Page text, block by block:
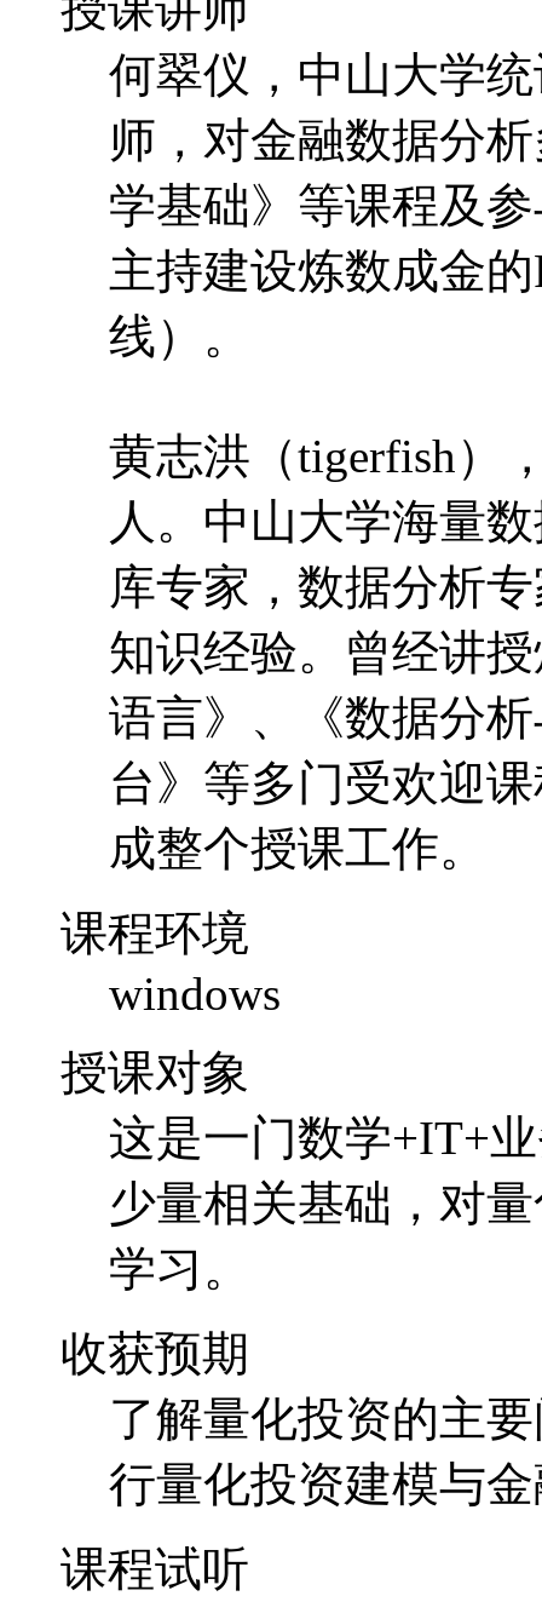
何翠仪，中山大学
师，对金融数据分
学基础》等课程及
主持建设炼数成金
线）。
黄志洪（tigerfish）
人。中山大学海量
库专家，数据分析
知识经验。曾经讲
语言》、《数据分
台》等多门受欢迎
成整个授课工作。
课程环境
windows
授课对象
这是一门数学+IT+
少量相关基础，对
学习。
收获预期
了解量化投资的主
行量化投资建模与
课程试听